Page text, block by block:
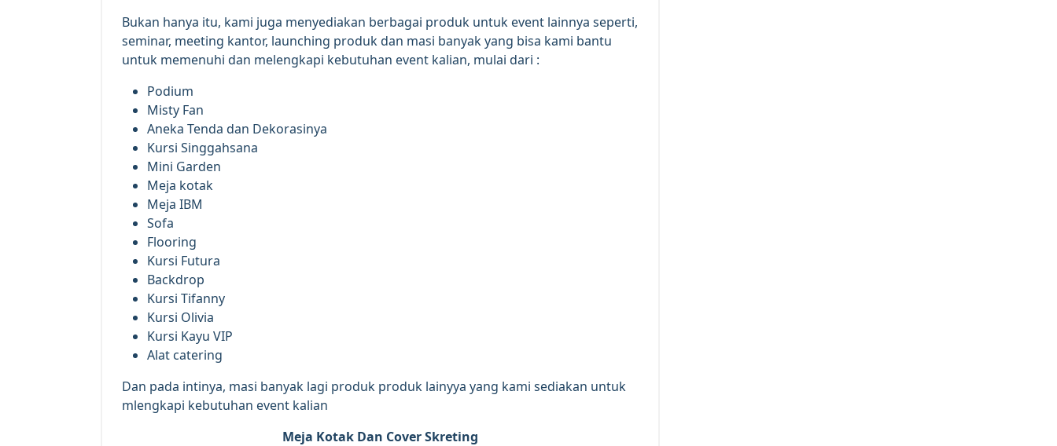
Bukan hanya itu, kami juga menyediakan berbagai produk untuk event lainnya seperti,
seminar, meeting kantor, launching produk dan masi banyak yang bisa kami bantu
untuk memenuhi dan melengkapi kebutuhan event kalian, mulai dari :
Podium
Misty Fan
Aneka Tenda dan Dekorasinya
Kursi Singgahsana
Mini Garden
Meja kotak
Meja IBM
Sofa
Flooring
Kursi Futura
Backdrop
Kursi Tifanny
Kursi Olivia
Kursi Kayu VIP
Alat catering
Dan pada intinya, masi banyak lagi produk produk lainyya yang kami sediakan untuk
mlengkapi kebutuhan event kalian
Meja Kotak Dan Cover Skreting